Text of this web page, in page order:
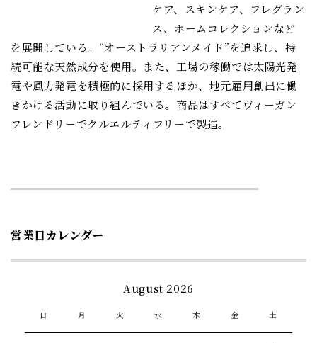
営業日カレンダー
August 2026
日 月 火 水 木 金 土
ケア、スキンケア、フレグラン
ス、ホームコレクションなど
を展開している。“オーストラリアンメイド”を追求し、持
続可能な天然成分を使用。また、工場の稼働では太陽光発
電や風力発電を積極的に採用するほか、地元雇用創出に働
きかける活動に取り組んでいる。商品はすべてヴィーガン
フレンドリーでクルエルティフリーで製造。